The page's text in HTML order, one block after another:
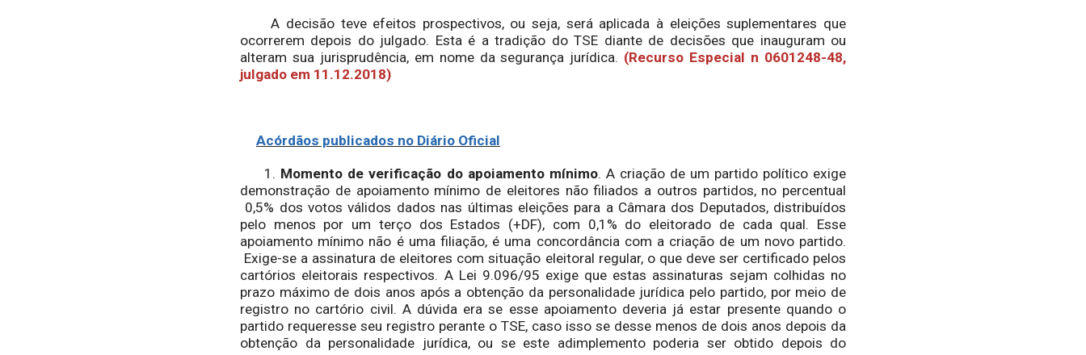
A decisão teve efeitos prospectivos, ou seja, será aplicada à eleições suplementares que
ocorrerem depois do julgado. Esta é a tradição do TSE diante de decisões que inauguram ou
alteram sua jurisprudência, em nome da segurança jurídica. (Recurso Especial n 0601248-48,
julgado em 11.12.2018)
Acórdãos publicados no Diário Oficial
1. Momento de verificação do apoiamento mínimo. A criação de um partido político exige
demonstração de apoiamento mínimo de eleitores não filiados a outros partidos, no percentual
0,5% dos votos válidos dados nas últimas eleições para a Câmara dos Deputados, distribuídos
pelo menos por um terço dos Estados (+DF), com 0,1% do eleitorado de cada qual. Esse
apoiamento mínimo não é uma filiação, é uma concordância com a criação de um novo partido.
Exige-se a assinatura de eleitores com situação eleitoral regular, o que deve ser certificado pelos
cartórios eleitorais respectivos. A Lei 9.096/95 exige que estas assinaturas sejam colhidas no
prazo máximo de dois anos após a obtenção da personalidade jurídica pelo partido, por meio de
registro no cartório civil. A dúvida era se esse apoiamento deveria já estar presente quando o
partido requeresse seu registro perante o TSE, caso isso se desse menos de dois anos depois da
obtenção da personalidade jurídica, ou se este adimplemento poderia ser obtido depois do